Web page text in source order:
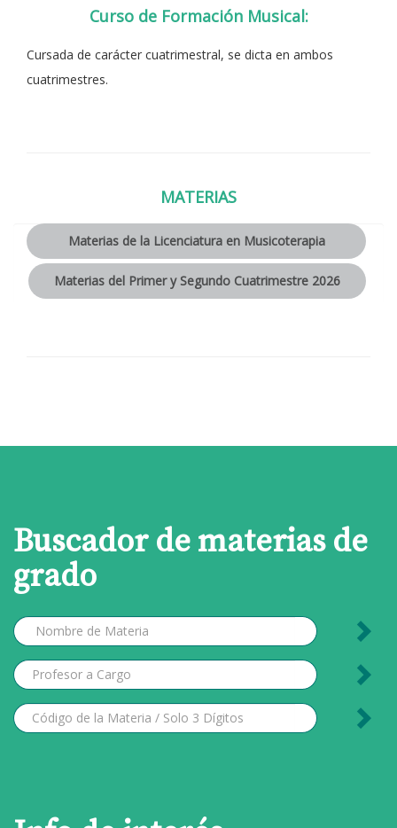
Curso de Formación Musical:
Cursada de carácter cuatrimestral, se dicta en ambos
cuatrimestres.
MATERIAS
Materias de la Licenciatura en Musicoterapia
Materias del Primer y Segundo Cuatrimestre 2026
Buscador de materias de
grado